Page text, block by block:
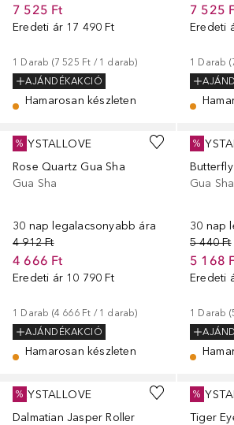
7 525 Ft
Eredeti ár 17 490 Ft
1 Darab (7 525 Ft / 1 darab)
AJÁNDÉKAKCIÓ
Hamarosan készleten
7 525
Eredeti
1 Darab (
CRYSTALLOVE
Rose Quartz Gua Sha
Gua Sha
30 nap legalacsonyabb ára
4 912 Ft
4 666 Ft
Eredeti ár 10 790 Ft
1 Darab (4 666 Ft / 1 darab)
AJÁNDÉKAKCIÓ
Hamarosan készleten
%
Gua Sha
30 nap
5 440 Ft
5 168
Eredeti
1 Darab (
%
CRYSTALLOVE
Dalmatian Jasper Roller
%
Tiger
%